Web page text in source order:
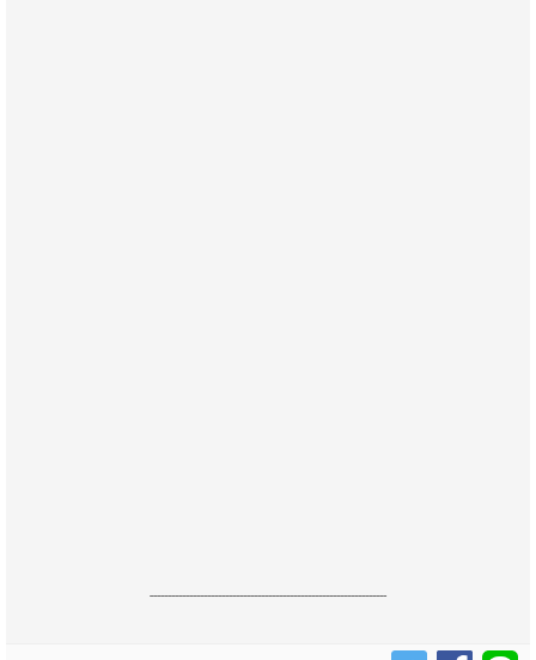
------------------------------------------------------------------